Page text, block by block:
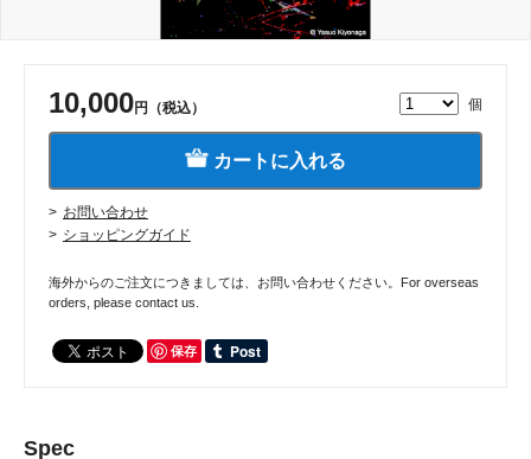
10,000円（税込） 個
カートに入れる
お問い合わせ
ショッピングガイド
海外からのご注文につきましては、お問い合わせください。For overseas
orders, please contact us.
保存
Spec